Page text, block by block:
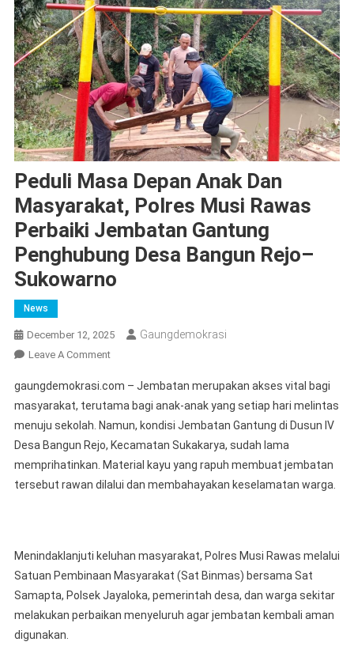
Peduli Masa Depan Anak Dan
Masyarakat, Polres Musi Rawas
Perbaiki Jembatan Gantung
Penghubung Desa Bangun Rejo–
Sukowarno
News
December 12, 2025 Gaungdemokrasi
Leave A CommentOn
Masa
Depan
Anak
Dan
Masyarakat,
Polres
Jembatan
Gantung
Penghubung
gaungdemokrasi.com – Jembatan merupakan akses vital bagi
masyarakat, terutama bagi anak-anak yang setiap hari melintas
menuju sekolah. Namun, kondisi Jembatan Gantung di Dusun IV
Desa Bangun Rejo, Kecamatan Sukakarya, sudah lama
memprihatinkan. Material kayu yang rapuh membuat jembatan
tersebut rawan dilalui dan membahayakan keselamatan warga.
Menindaklanjuti keluhan masyarakat, Polres Musi Rawas melalui
Satuan Pembinaan Masyarakat (Sat Binmas) bersama Sat
Samapta, Polsek Jayaloka, pemerintah desa, dan warga sekitar
melakukan perbaikan menyeluruh agar jembatan kembali aman
digunakan.